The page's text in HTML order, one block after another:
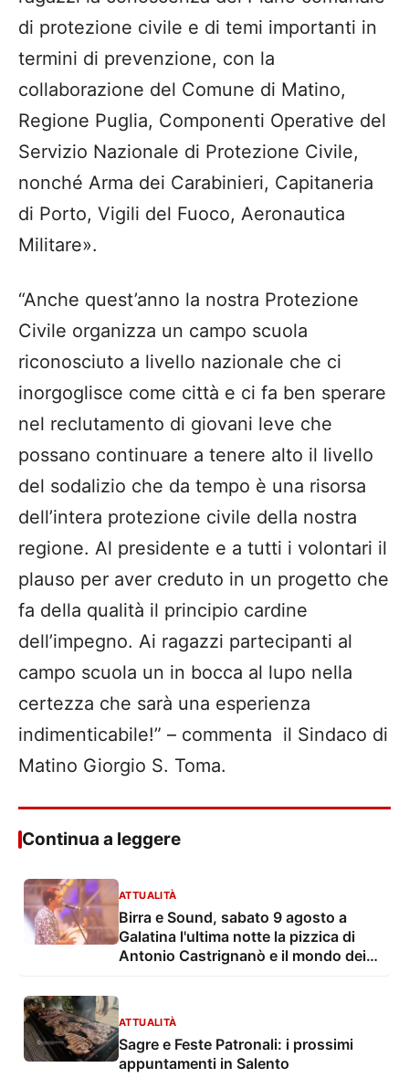
di protezione civile e di temi importanti in
termini di prevenzione, con la
collaborazione del Comune di Matino,
Regione Puglia, Componenti Operative del
Servizio Nazionale di Protezione Civile,
nonché Arma dei Carabinieri, Capitaneria
di Porto, Vigili del Fuoco, Aeronautica
Militare».
“Anche quest’anno la nostra Protezione
Civile organizza un campo scuola
riconosciuto a livello nazionale che ci
inorgoglisce come città e ci fa ben sperare
nel reclutamento di giovani leve che
possano continuare a tenere alto il livello
del sodalizio che da tempo è una risorsa
dell’intera protezione civile della nostra
regione. Al presidente e a tutti i volontari il
plauso per aver creduto in un progetto che
fa della qualità il principio cardine
dell’impegno. Ai ragazzi partecipanti al
campo scuola un in bocca al lupo nella
certezza che sarà una esperienza
indimenticabile!” – commenta il Sindaco di
Matino Giorgio S. Toma.
Continua a leggere
ATTUALITÀ
Birra e Sound, sabato 9 agosto a
Galatina l'ultima notte la pizzica di
Antonio Castrignanò e il mondo dei
ATTUALITÀ
Sagre e Feste Patronali: i prossimi
appuntamenti in Salento